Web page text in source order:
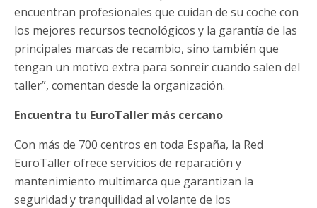
encuentran profesionales que cuidan de su coche con
los mejores recursos tecnológicos y la garantía de las
principales marcas de recambio, sino también que
tengan un motivo extra para sonreír cuando salen del
taller”, comentan desde la organización.
Encuentra tu EuroTaller más cercano
Con más de 700 centros en toda España, la Red
EuroTaller ofrece servicios de reparación y
mantenimiento multimarca que garantizan la
seguridad y tranquilidad al volante de los